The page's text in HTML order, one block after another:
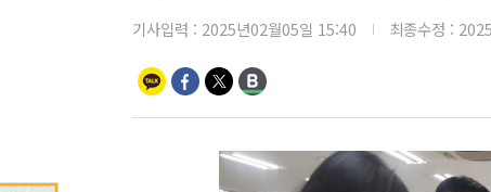
기사입력 : 2025년02월05일 15:40 최종수정 :